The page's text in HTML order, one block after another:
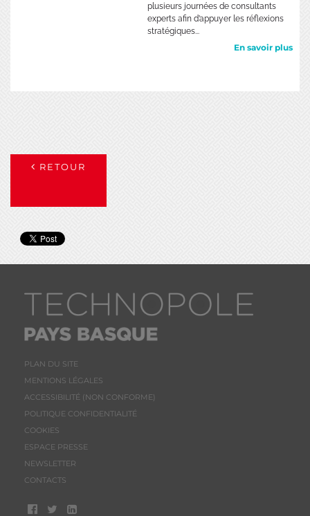
plusieurs journées de consultants
experts afin d’appuyer les réflexions
stratégiques...
En savoir plus
RETOUR
PLAN DU SITE
MENTIONS LÉGALES
ACCESSIBILITÉ (NON CONFORME)
POLITIQUE CONFIDENTIALITÉ
COOKIES
ESPACE PRESSE
NEWSLETTER
CONTACTS